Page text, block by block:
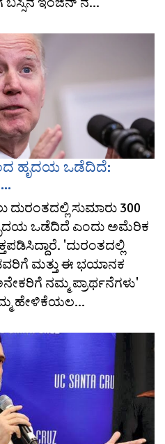
ಹೃದಯ ಒಡೆದಿದೆ:
ದುರಂತದಲ್ಲಿ ಸುಮಾರು 300
ಒಡೆದಿದೆ ಎಂದು ಅಮೆರಿಕ
'ದುರಂತದಲ್ಲಿ
ಮತ್ತು ಈ ಭಯಾನಕ
ನಮ್ಮ ಪ್ರಾರ್ಥನೆಗಳು'
ಹೇಳಿಕೆಯಲ...